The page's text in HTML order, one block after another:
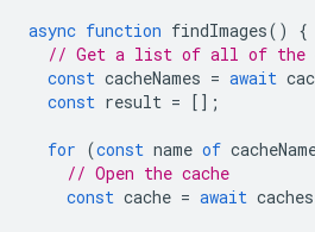
async function findImages()
{
// Get a list of all of the
const cacheNames = await
const result = [];
for (const name of
// Open the cache
const cache = await caches